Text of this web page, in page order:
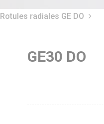
Rotules radiales GE DO
GE30 DO